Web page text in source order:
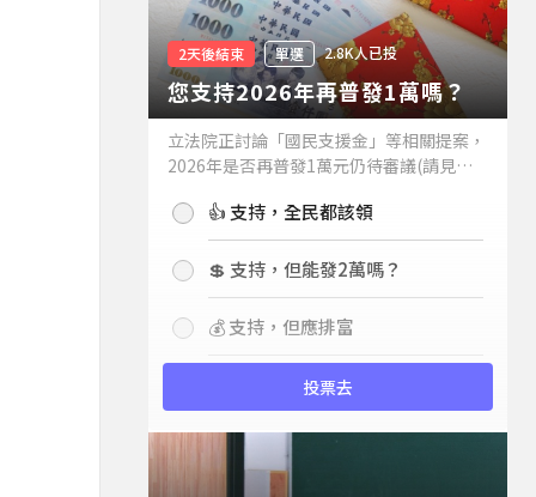
2天後結束 單選 2.8K人已投
您支持2026年再普發1萬嗎？
立法院正討論「國民支援金」等相關提案，
2026年是否再普發1萬元仍待審議(請見下
持嗎？👍 支持，全民都該領
💲 支持，但能發2萬嗎？
💰 支持，但應排富
投票去